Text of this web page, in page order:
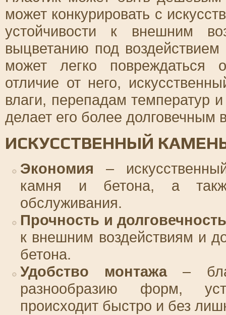
может конкурировать с
устойчивости к внешним
выцветанию под
может легко повреждаться
отличие от него,
влаги, перепадам температур
делает его более долговечным
ИСКУССТВЕННЫЙ
Экономия –
камня и бетона, а
обслуживания.
Прочность и
к внешним воздействиям и
бетона.
Удобство монтажа–
разнообразию форм,
происходит быстро и без